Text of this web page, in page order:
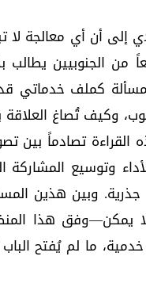
إلى أن أي معالجة لا
الجنوبيين يطالب
كملف خدماتي
وكيف تُصاغ
تصادماً بين
وتوسيع المشاركة
وبين هذين
يمكن—وفق هذا
ما لم يُفتح